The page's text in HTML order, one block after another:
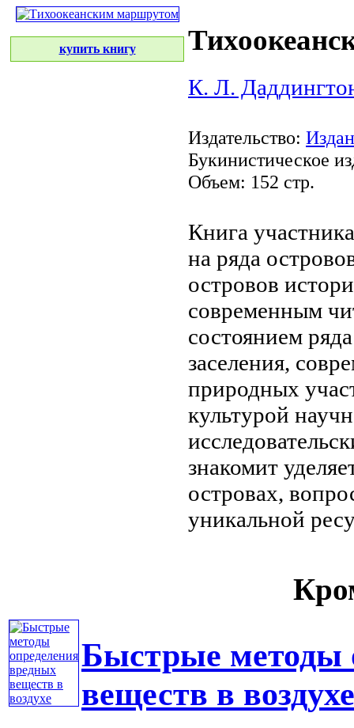
купить книгу
К. Л.
Издательство:
Букинистическое
Объем: 152 стр.
Книга
на ряда
островов
современным
состоянием
заселения,
природных
культурой
знакомит
островах,
уникальной
Быстрые методы
веществ в воздухе